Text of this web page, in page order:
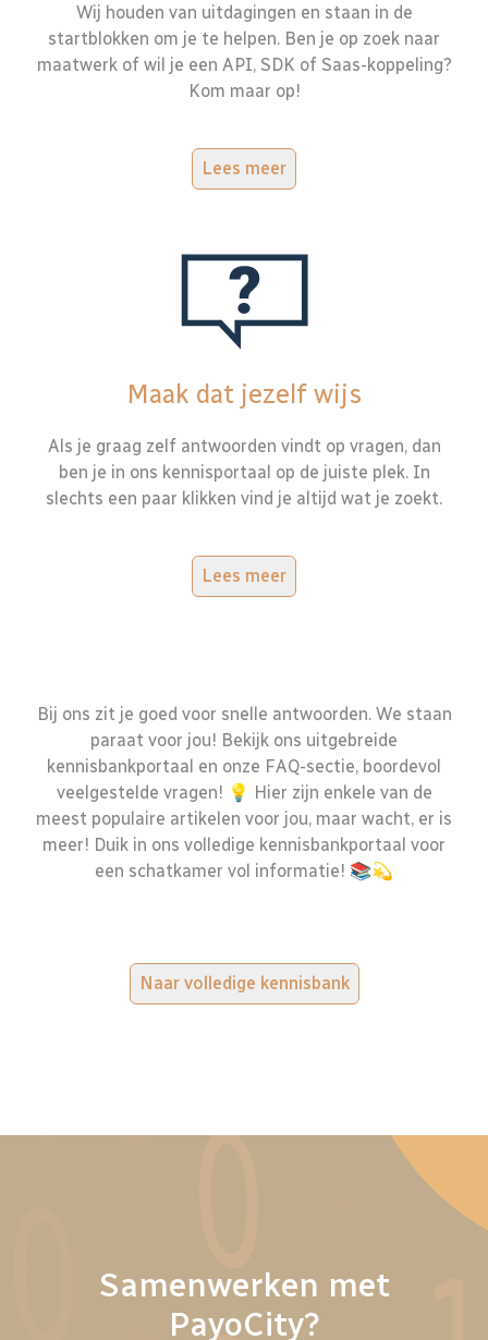
Wij houden van uitdagingen en staan in de
startblokken om je te helpen. Ben je op zoek naar
maatwerk of wil je een API, SDK of Saas-koppeling?
Kom maar op!
Lees meer
Maak dat jezelf wijs
Als je graag zelf antwoorden vindt op vragen, dan
ben je in ons kennisportaal op de juiste plek. In
slechts een paar klikken vind je altijd wat je zoekt.
Lees meer
Bij ons zit je goed voor snelle antwoorden. We staan
paraat voor jou! Bekijk ons uitgebreide
kennisbankportaal en onze FAQ-sectie, boordevol
veelgestelde vragen! 💡 Hier zijn enkele van de
meest populaire artikelen voor jou, maar wacht, er is
meer! Duik in ons volledige kennisbankportaal voor
een schatkamer vol informatie! 📚💫
Naar volledige kennisbank
Samenwerken met
PayoCity?